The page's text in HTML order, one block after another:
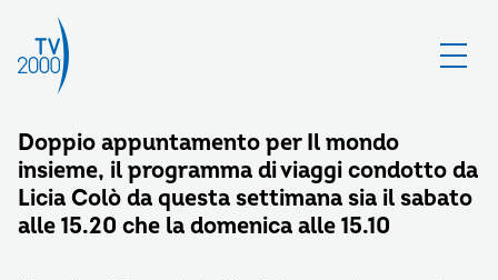
Doppio appuntamento per Il mondo
insieme, il programma di viaggi condotto da
Licia Colò da questa settimana sia il sabato
alle 15.20 che la domenica alle 15.10